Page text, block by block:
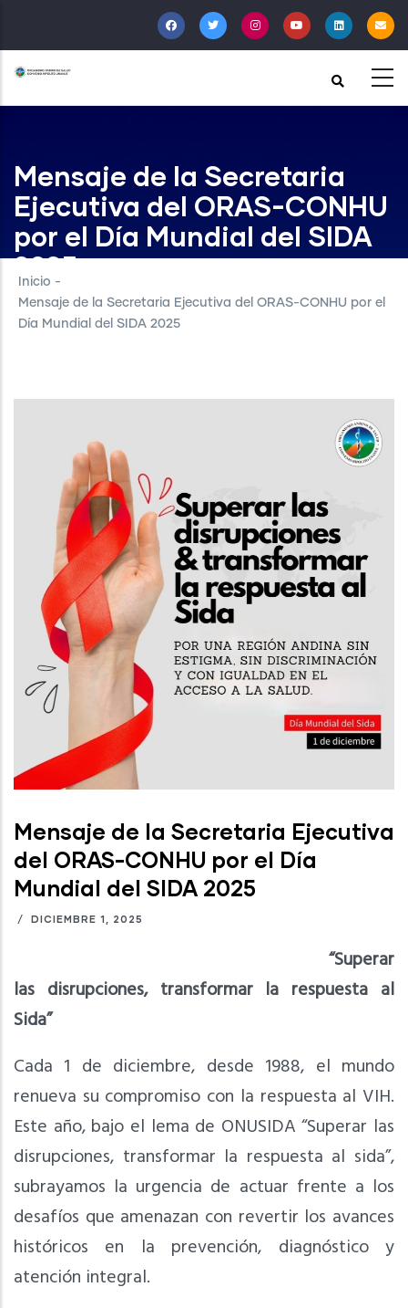
al
contenido
principal
Mensaje de la Secretaria
Ejecutiva del ORAS-CONHU
por el Día Mundial del SIDA
2025
Inicio -
Mensaje de la Secretaria Ejecutiva del ORAS-CONHU por el
Día Mundial del SIDA 2025
Mensaje de la Secretaria Ejecutiva
del ORAS-CONHU por el Día
Mundial del SIDA 2025
/ DICIEMBRE 1, 2025
“Superar
las disrupciones, transformar la respuesta al
Sida”
Cada 1 de diciembre, desde 1988, el mundo
renueva su compromiso con la respuesta al VIH.
Este año, bajo el lema de ONUSIDA “Superar las
disrupciones, transformar la respuesta al sida” ,
subrayamos la urgencia de actuar frente a los
desafíos que amenazan con revertir los avances
históricos en la prevención, diagnóstico y
atención integral.